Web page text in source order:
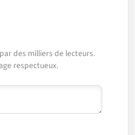
des milliers de lecteurs.
respectueux.